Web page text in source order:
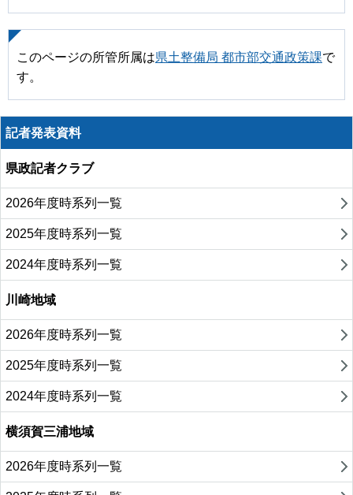
このページの所管所属は県土整備局 都市部交通政策課で
す。
記者発表資料
県政記者クラブ
2026年度時系列一覧
2025年度時系列一覧
2024年度時系列一覧
川崎地域
2026年度時系列一覧
2025年度時系列一覧
2024年度時系列一覧
横須賀三浦地域
2026年度時系列一覧